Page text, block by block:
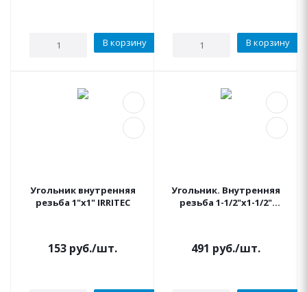
В корзину В корзину
Угольник внутренняя
резьба 1"x1" IRRITEC
153 руб./шт.
Угольник. Внутренняя
резьба 1-1/2"x1-1/2"
491 руб./шт.